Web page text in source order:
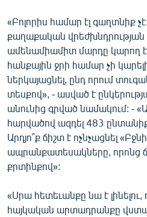
Հայերեն
English
Русский
ՀԵՏԵՎԵՔ ՄԵԶ
«Ազատության» բոլոր
«Բոլորիս համար էլ գաղտնիք
քաղաքական վրեժխնդրության
ամենամիամիտ մարդը կարող է
հանքային ջրի համար չի
ներկայացնել, ընդ որում
տեսքով», - ասված է
անունից գրված նամակում: -
հարվածով ազդել 483
Արդյո՞ք ճիշտ է ոչնչացնել
ապրանքատեսակները, որոնց
քրտինքով»:
«Սրա հետեւանքը նա է լինելու,
հայկական արտադրանքը